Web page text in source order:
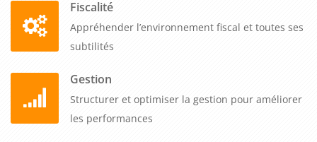
Fiscalité
Appréhender l’environnement fiscal et toutes ses
subtilités
Gestion
Structurer et optimiser la gestion pour améliorer
les performances